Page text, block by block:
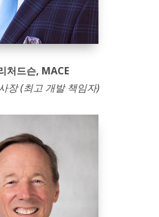
처드슨, MACE
장 (최고 개발 책임자)